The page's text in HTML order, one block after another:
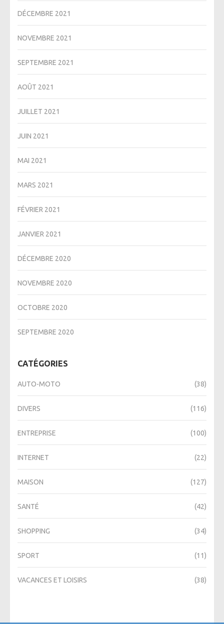
DÉCEMBRE 2021
NOVEMBRE 2021
SEPTEMBRE 2021
AOÛT 2021
JUILLET 2021
JUIN 2021
MAI 2021
MARS 2021
FÉVRIER 2021
JANVIER 2021
DÉCEMBRE 2020
NOVEMBRE 2020
OCTOBRE 2020
SEPTEMBRE 2020
CATÉGORIES
AUTO-MOTO (38)
DIVERS (116)
ENTREPRISE (100)
INTERNET (22)
MAISON (127)
SANTÉ (42)
SHOPPING (34)
SPORT (11)
VACANCES ET LOISIRS (38)